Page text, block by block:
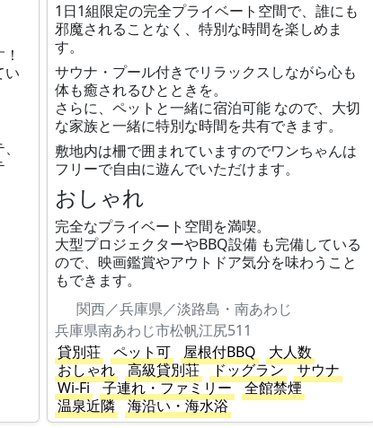
い
1日1組限定の完全プライベート空間で、誰にも
邪魔されることなく、特別な時間を楽しめま
す。
サウナ・プール付きでリラックスしながら心も
体も癒されるひとときを。
さらに、ペットと一緒に宿泊可能 なので、大切
な家族と一緒に特別な時間を共有できます。
敷地内は柵で囲まれていますのでワンちゃんは
フリーで自由に遊んでいただけます。
おしゃれ
完全なプライベート空間を満喫。
大型プロジェクターやBBQ設備 も完備している
ので、映画鑑賞やアウトドア気分を味わうこと
もできます。
関西／兵庫県／淡路島・南あわじ
兵庫県南あわじ市松帆江尻511
貸別荘
ペット可 屋根付BBQ
大人数
おしゃれ
高級貸別荘 ドッグラン
サウナ
Wi-Fi
子連れ・ファミリー
全館禁煙
温泉近隣
海沿い・海水浴